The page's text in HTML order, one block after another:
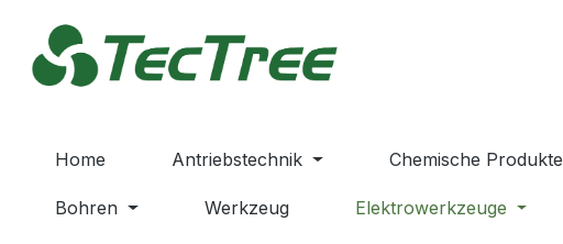
Hauptinhalt springen
Zur Suche springen
Zur Hauptnavigation springen
Home Antriebstechnik Chemische Produkte
Bohren Werkzeug Elektrowerkzeuge